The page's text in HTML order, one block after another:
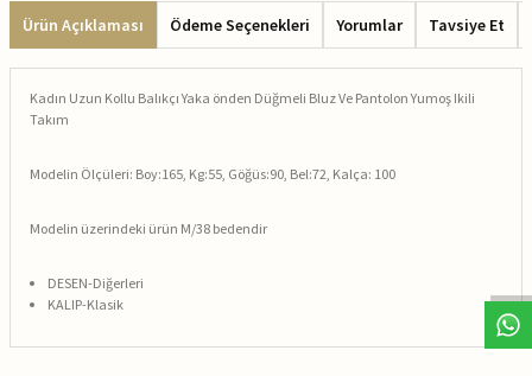
Ürün Açıklaması Ödeme Seçenekleri Yorumlar Tavsiye Et
Kadın Uzun Kollu Balıkçı Yaka önden Düğmeli Bluz Ve Pantolon Yumoş Ikili
Takım
Modelin Ölçüleri: Boy:165, Kg:55, Göğüs:90, Bel:72, Kalça: 100
Modelin üzerindeki ürün M/38 bedendir
DESEN-Diğerleri
KALIP-Klasik